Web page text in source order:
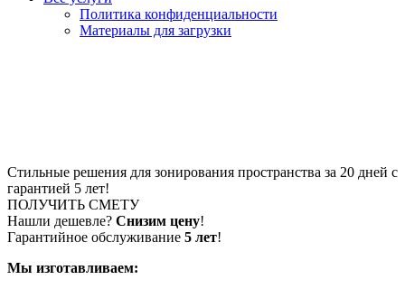
Политика конфиденциальности
Материалы для загрузки
Стильные решения для зонирования пространства за 20 дней с
гарантией 5 лет!
ПОЛУЧИТЬ СМЕТУ
Нашли дешевле? Снизим цену!
Гарантийное обслуживание 5 лет!
Мы изготавливаем: